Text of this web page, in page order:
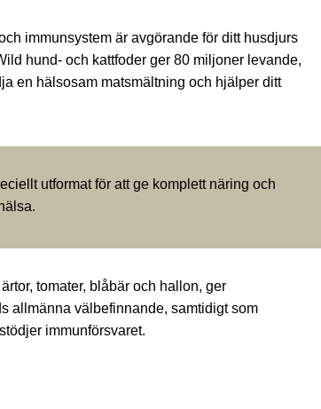
immunsystem är avgörande för ditt husdjurs
hund- och kattfoder ger 80 miljoner levande,
en hälsosam matsmältning och hjälper ditt
utformat för att ge komplett näring och
tomater, blåbär och hallon, ger
allmänna välbefinnande, samtidigt som
immunförsvaret.